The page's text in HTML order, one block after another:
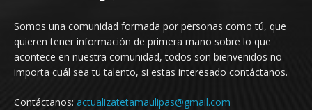
Somos una comunidad formada por personas como tú, que
quieren tener información de primera mano sobre lo que
acontece en nuestra comunidad, todos son bienvenidos no
importa cuál sea tu talento, si estas interesado contáctanos.
Contáctanos: actualizatetamaulipas@gmail.com